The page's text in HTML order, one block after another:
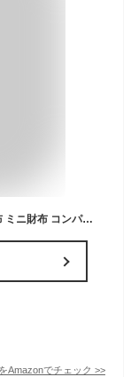
[モンベル] 財布 メンズ レディース 3つ折り 折財布 ミニ財布 コンパクト ナイロン トレールワレット 1133248 (ブラック(BK)/ブラック)
Amazonでチェック >>